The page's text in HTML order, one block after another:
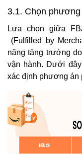
3.1. Chọn
Lựa chọn giữa
(Fulfilled by
năng tăng trưởng
vận hành. Dưới
xác định phương án